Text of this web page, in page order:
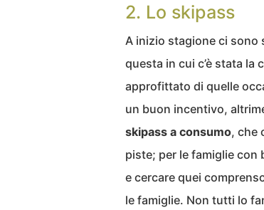
2. Lo skipass
A inizio stagione ci sono
questa in cui c’è stata la
approfittato di quelle
un buon incentivo,
skipass a consumo, che
piste; per le famiglie con
e cercare quei
le famiglie. Non tutti lo